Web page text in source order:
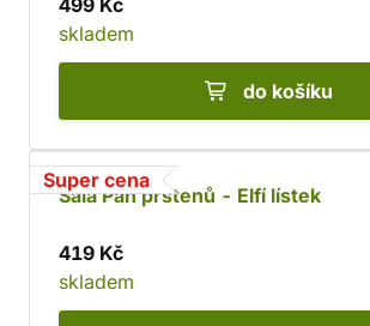
499 Kč
skladem
do košíku
Super cena
Šála Pán prstenů - Elfí lístek
419 Kč
skladem